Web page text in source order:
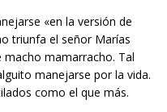
«en la versión de
triunfa el señor Marías
macho mamarracho. Tal
manejarse por la vida.
como el que más.